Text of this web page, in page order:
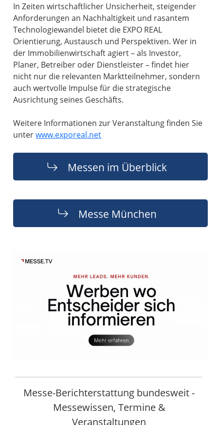
In Zeiten wirtschaftlicher Unsicherheit, steigender
Anforderungen an Nachhaltigkeit und rasantem
Technologiewandel bietet die EXPO REAL
Orientierung, Austausch und Perspektiven. Wer in
der Immobilienwirtschaft agiert – als Investor,
Planer, Betreiber oder Dienstleister – findet hier
nicht nur die relevanten Marktteilnehmer, sondern
auch wertvolle Impulse für die strategische
Ausrichtung seines Geschäfts.
Weitere Informationen zur Veranstaltung finden Sie
unterwww.exporeal.net
Messen im Überblick
Messe München
Messe-Berichterstattung bundesweit -
Messewissen, Termine &
Veranstaltungen